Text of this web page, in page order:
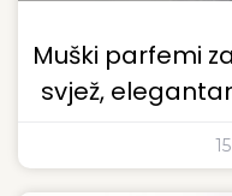
Muški parfemi
svjež,